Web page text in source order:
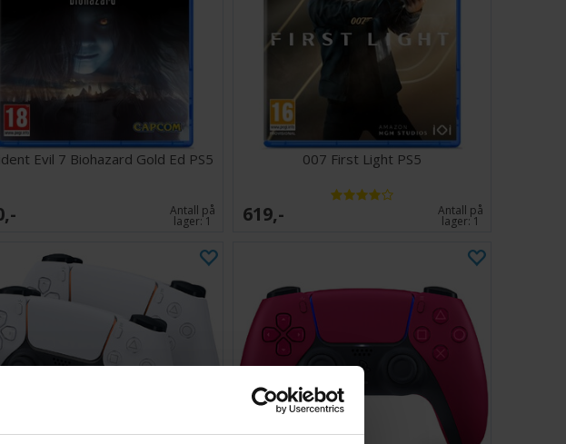
Evil 7 Biohazard Gold Ed PS5
Antall på
lager:1
007 First Light PS5
619,- Antall på
lager:1